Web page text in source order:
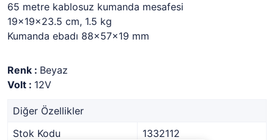
65 metre kablosuz kumanda mesafesi
19x19x23.5 cm, 1.5 kg
Kumanda ebadı 88x57x19 mm
Renk : Beyaz
Volt : 12V
Diğer Özellikler
Stok Kodu
1332112